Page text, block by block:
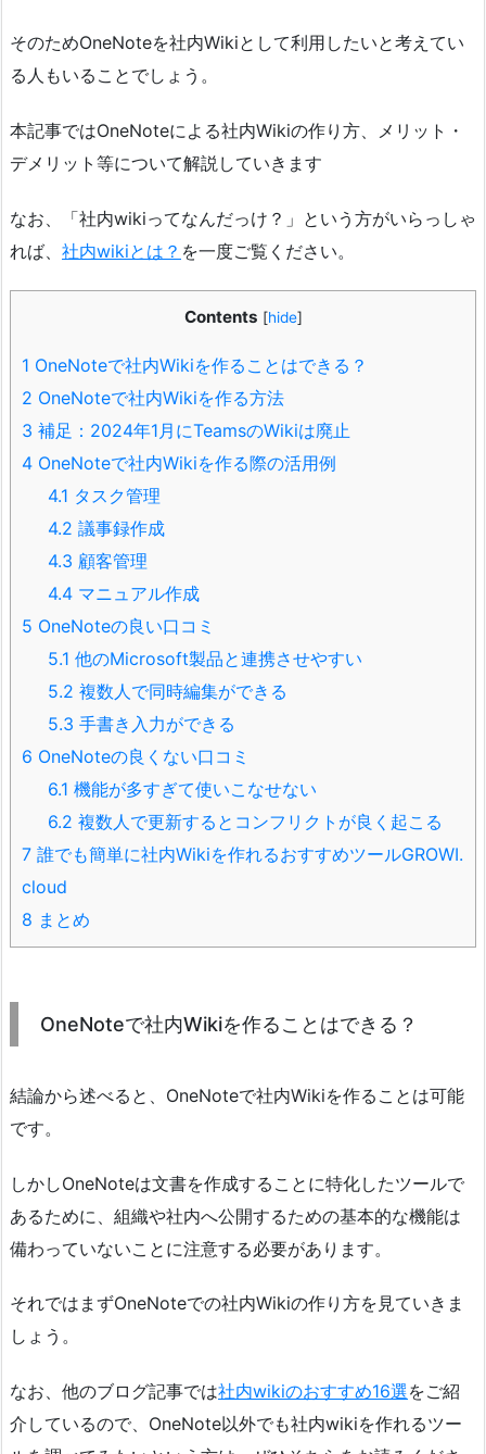
そのためOneNoteを社内Wikiとして利用したいと考えてい
る人もいることでしょう。
本記事ではOneNoteによる社内Wikiの作り方、メリット・
デメリット等について解説していきます
なお、「社内wikiってなんだっけ？」という方がいらっしゃ
れば、 社内wikiとは？ を一度ご覧ください。
Contents [hide]
1 OneNoteで社内Wikiを作ることはできる？
2 OneNoteで社内Wikiを作る方法
3 補足：2024年1月にTeamsのWikiは廃止
4 OneNoteで社内Wikiを作る際の活用例
4.1 タスク管理
4.2 議事録作成
4.3 顧客管理
4.4 マニュアル作成
5 OneNoteの良い口コミ
5.1 他のMicrosoft製品と連携させやすい
5.2 複数人で同時編集ができる
5.3 手書き入力ができる
6 OneNoteの良くない口コミ
6.1 機能が多すぎて使いこなせない
6.2 複数人で更新するとコンフリクトが良く起こる
7 誰でも簡単に社内Wikiを作れるおすすめツールGROWI.
cloud
8 まとめ
OneNoteで社内Wikiを作ることはできる？
結論から述べると、OneNoteで社内Wikiを作ることは可能
です。
しかしOneNoteは文書を作成することに特化したツールで
あるために、組織や社内へ公開するための基本的な機能は
備わっていないことに注意する必要があります。
それではまずOneNoteでの社内Wikiの作り方を見ていきま
しょう。
なお、他のブログ記事では社内wikiのおすすめ16選をご紹
介しているので、OneNote以外でも社内wikiを作れるツー